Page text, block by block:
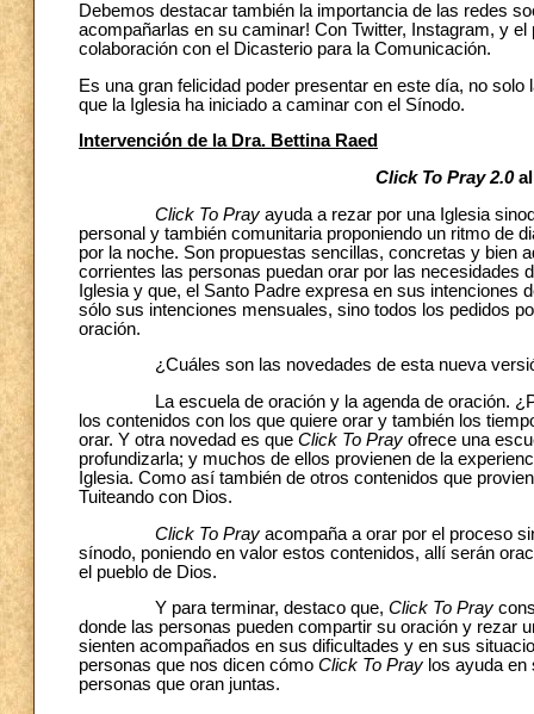
Debemos destacar también la importancia de las redes
acompañarlas en su caminar! Con Twitter, Instagram, y
colaboración con el Dicasterio para la Comunicación.
Es una gran felicidad poder presentar en este día, no
que la Iglesia ha iniciado a caminar con el Sínodo.
Intervención de la Dra. Bettina Raed
Click To Pray 2.0al
Click To Pray ayuda a rezar por una Iglesia
personal y también comunitaria proponiendo un ritmo de
por la noche. Son propuestas sencillas, concretas y bien
corrientes las personas puedan orar por las necesidades
Iglesia y que, el Santo Padre expresa en sus intenciones
sólo sus intenciones mensuales, sino todos los pedidos
oración.
¿Cuáles son las novedades de esta nueva
La escuela de oración y la agenda de oración. ¿Por
los contenidos con los que quiere orar y también los
orar. Y otra novedad es que Click To Pray ofrece una
profundizarla; y muchos de ellos provienen de la
Iglesia. Como así también de otros contenidos que
Tuiteando con Dios.
Click To Pray acompaña a orar por el proceso
sínodo, poniendo en valor estos contenidos, allí serán
el pueblo de Dios.
Y para terminar, destaco que, Click To Pray
donde las personas pueden compartir su oración y rezar
sienten acompañados en sus dificultades y en sus
personas que nos dicen cómo Click To Pray los ayuda
personas que oran juntas.